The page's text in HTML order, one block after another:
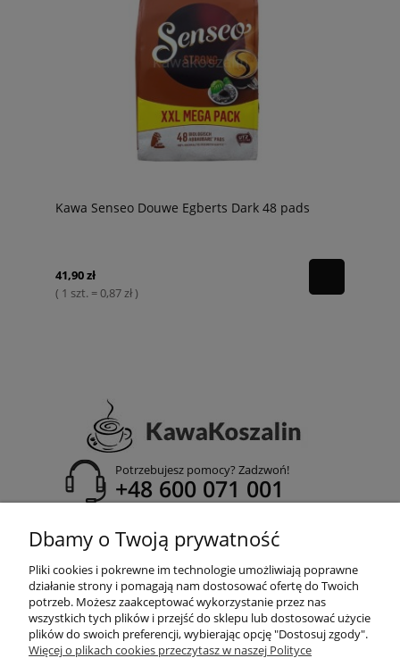
Kawa Senseo Douwe Egberts Dark 48 pads
41,90 zł
( 1 szt. = 0,87 zł )
Potrzebujesz pomocy? Zadzwoń!
+48 600 071 001
info@kawakoszalin.pl
POMOC
Dbamy o Twoją prywatność
Pliki cookies i pokrewne im technologie umożliwiają poprawne
działanie strony i pomagają nam dostosować ofertę do Twoich
potrzeb. Możesz zaakceptować wykorzystanie przez nas
wszystkich tych plików i przejść do sklepu lub dostosować użycie
plików do swoich preferencji, wybierając opcję "Dostosuj zgody".
Więcej o plikach cookies przeczytasz w naszej Polityce